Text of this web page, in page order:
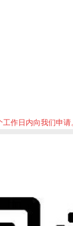
工作日内向我们申请